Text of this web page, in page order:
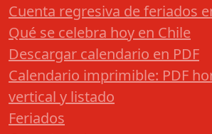
Cuenta regresiva de feriados
Qué se celebra hoy en Chile
Descargar calendario en PDF
Calendario imprimible: PDF
vertical y listado
Feriados